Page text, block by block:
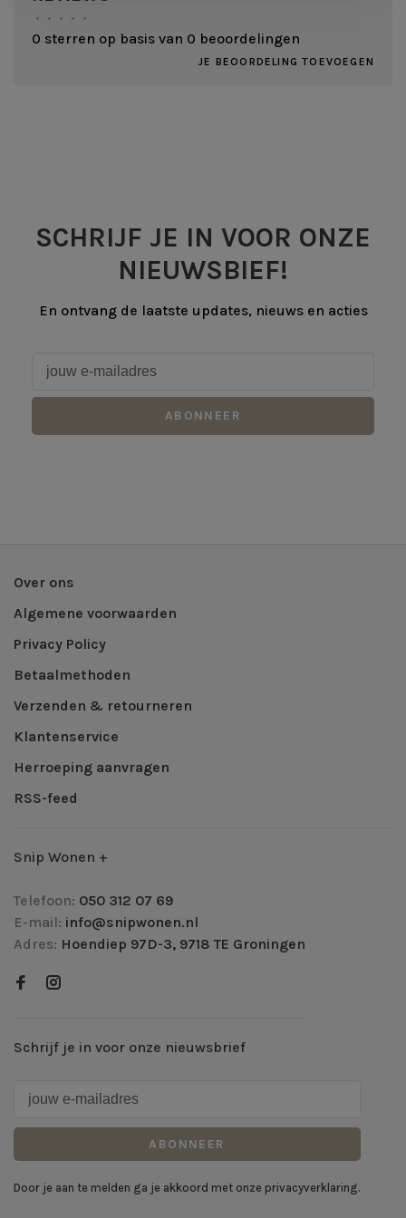
• • • • •
0 sterren op basis van 0 beoordelingen
JE BEOORDELING TOEVOEGEN
SCHRIJF JE IN VOOR ONZE
NIEUWSBIEF!
En ontvang de laatste updates, nieuws en acties
ABONNEER
Over ons
Algemene voorwaarden
Privacy Policy
Betaalmethoden
Verzenden & retourneren
Klantenservice
Herroeping aanvragen
RSS-feed
Snip Wonen +
Telefoon: 050 312 07 69
E-mail: info@snipwonen.nl
Adres: Hoendiep 97D-3, 9718 TE Groningen
Schrijf je in voor onze nieuwsbrief
ABONNEER
Door je aan te melden ga je akkoord met onze privacyverklaring.